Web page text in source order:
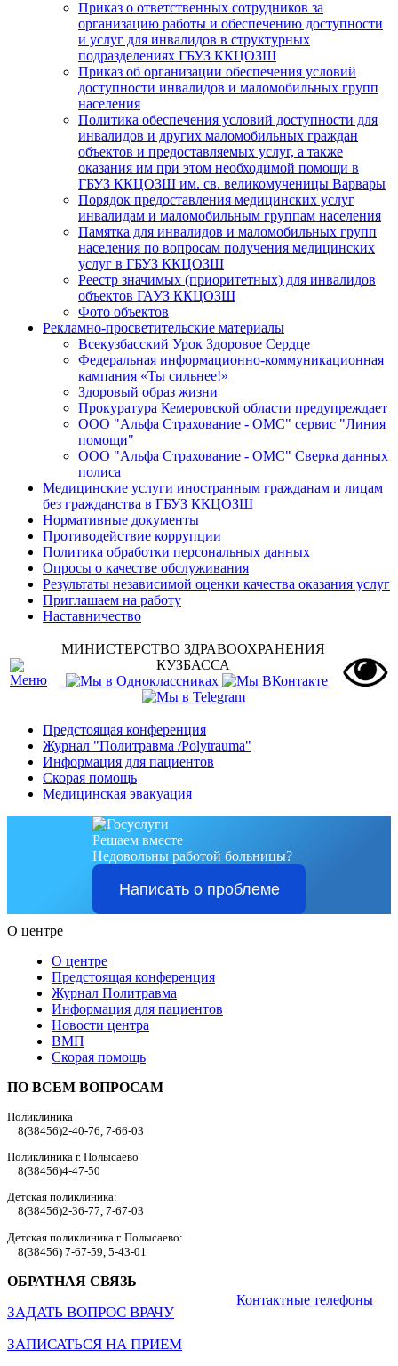
Приказ о ответственных сотрудников за
организацию работы и обеспечению доступности
и услуг для инвалидов в структурных
подразделениях ГБУЗ ККЦОЗШ
Приказ об организации обеспечения условий
доступности инвалидов и маломобильных групп
населения
Политика обеспечения условий доступности для
инвалидов и других маломобильных граждан
объектов и предоставляемых услуг, а также
оказания им при этом необходимой помощи в
ГБУЗ ККЦОЗШ им. св. великомученицы Варвары
Порядок предоставления медицинских услуг
инвалидам и маломобильным группам населения
Памятка для инвалидов и маломобильных групп
населения по вопросам получения медицинских
услуг в ГБУЗ ККЦОЗШ
Реестр значимых (приоритетных) для инвалидов
объектов ГАУЗ ККЦОЗШ
Фото объектов
Рекламно-просветительские материалы
Всекузбасский Урок Здоровое Сердце
Федеральная информационно-коммуникационная
кампания «Ты сильнее!»
Здоровый образ жизни
Прокуратура Кемеровской области предупреждает
ООО "Альфа Страхование - ОМС" сервис "Линия
помощи"
ООО "Альфа Страхование - ОМС" Сверка данных
полиса
Медицинские услуги иностранным гражданам и лицам
без гражданства в ГБУЗ ККЦОЗШ
Нормативные документы
Противодействие коррупции
Политика обработки персональных данных
Опросы о качестве обслуживания
Результаты независимой оценки качества оказания услуг
Приглашаем на работу
Наставничество
МИНИСТЕРСТВО ЗДРАВООХРАНЕНИЯ
КУЗБАССА
Предстоящая конференция
Журнал "Политравма /Polytrauma"
Информация для пациентов
Скорая помощь
Медицинская эвакуация
Решаем вместе
Недовольны работой больницы?
Написать о проблеме
О центре
О центре
Предстоящая конференция
Журнал Политравма
Информация для пациентов
Новости центра
ВМП
Скорая помощь
ПО ВСЕМ ВОПРОСАМ
Поликлиника
8(38456)2-40-76, 7-66-03
Поликлиника г. Полысаево
8(38456)4-47-50
Детская поликлиника:
8(38456)2-36-77, 7-67-03
Детская поликлиника г. Полысаево:
8(38456) 7-67-59, 5-43-01
Контактные телефоны
ОБРАТНАЯ СВЯЗЬ
ЗАДАТЬ ВОПРОС ВРАЧУ
ЗАПИСАТЬСЯ НА ПРИЕМ